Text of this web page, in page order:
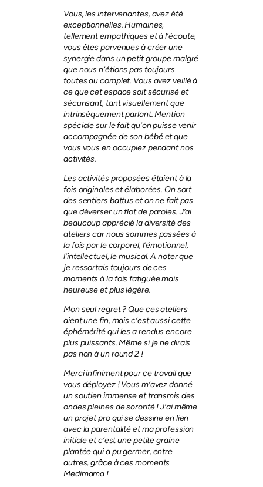
Vous, les intervenantes, avez été
exceptionnelles. Humaines,
tellement empathiques et à l’écoute,
vous êtes parvenues à créer une
synergie dans un petit groupe malgré
que nous n’étions pas toujours
toutes au complet. Vous avez veillé à
ce que cet espace soit sécurisé et
sécurisant, tant visuellement que
intrinsèquement parlant. Mention
spéciale sur le fait qu’on puisse venir
accompagnée de son bébé et que
vous vous en occupiez pendant nos
activités.
Les activités proposées étaient à la
fois originales et élaborées. On sort
des sentiers battus et on ne fait pas
que déverser un flot de paroles. J’ai
beaucoup apprécié la diversité des
ateliers car nous sommes passées à
la fois par le corporel, l’émotionnel,
l’intellectuel, le musical. A noter que
je ressortais toujours de ces
moments à la fois fatiguée mais
heureuse et plus légère.
Mon seul regret ? Que ces ateliers
aient une fin, mais c’est aussi cette
éphémérité qui les a rendus encore
plus puissants. Même si je ne dirais
pas non à un round 2 !
Merci infiniment pour ce travail que
vous déployez ! Vous m’avez donné
un soutien immense et transmis des
ondes pleines de sororité ! J’ai même
un projet pro qui se dessine en lien
avec la parentalité et ma profession
initiale et c’est une petite graine
plantée qui a pu germer, entre
autres, grâce à ces moments
Medimama !